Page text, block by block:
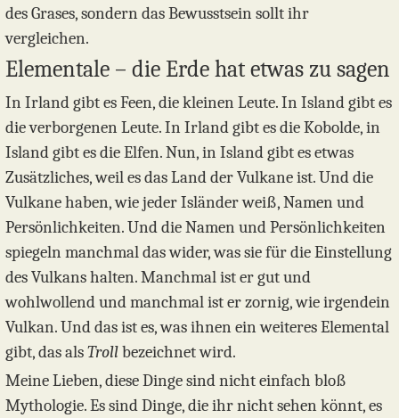
des Grases, sondern das Bewusstsein sollt ihr
vergleichen.
Elementale – die Erde hat etwas zu sagen
In Irland gibt es Feen, die kleinen Leute. In Island gibt es
die verborgenen Leute. In Irland gibt es die Kobolde, in
Island gibt es die Elfen. Nun, in Island gibt es etwas
Zusätzliches, weil es das Land der Vulkane ist. Und die
Vulkane haben, wie jeder Isländer weiß, Namen und
Persönlichkeiten. Und die Namen und Persönlichkeiten
spiegeln manchmal das wider, was sie für die Einstellung
des Vulkans halten. Manchmal ist er gut und
wohlwollend und manchmal ist er zornig, wie irgendein
Vulkan. Und das ist es, was ihnen ein weiteres Elemental
gibt, das alsTrollbezeichnet wird.
Meine Lieben, diese Dinge sind nicht einfach bloß
Mythologie. Es sind Dinge, die ihr nicht sehen könnt, es